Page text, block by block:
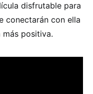
disfrutable para
conectarán con ella
positiva.